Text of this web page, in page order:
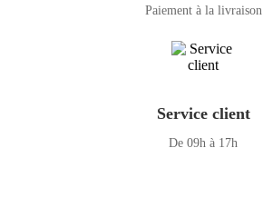
Paiement à la livraison
Service client
De 09h à 17h